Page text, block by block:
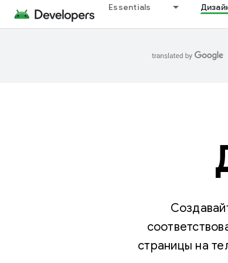
Essentials
страницы на